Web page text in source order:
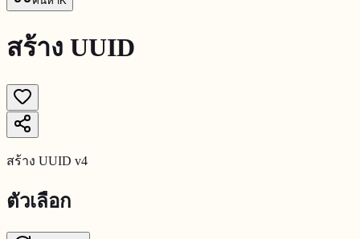
สร้าง UUID
สร้าง UUID v4
ตัวเลือก